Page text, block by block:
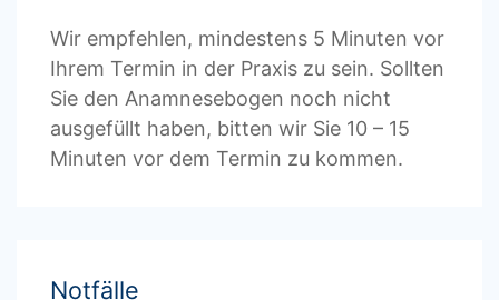
Wir empfehlen, mindestens 5 Minuten vor
Ihrem Termin in der Praxis zu sein. Sollten
Sie den Anamnesebogen noch nicht
ausgefüllt haben, bitten wir Sie 10 – 15
Minuten vor dem Termin zu kommen.
Notfälle